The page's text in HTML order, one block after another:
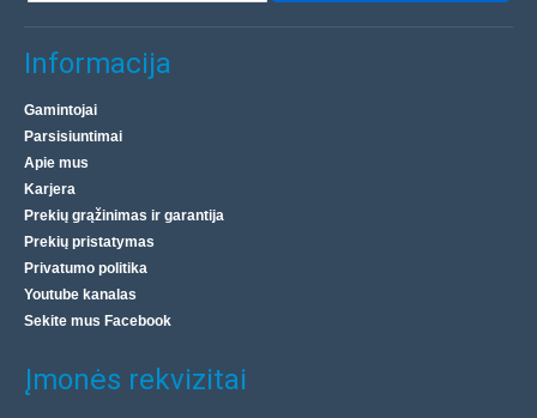
Informacija
Gamintojai
Parsisiuntimai
Apie mus
Karjera
Prekių grąžinimas ir garantija
Prekių pristatymas
Privatumo politika
Youtube kanalas
Sekite mus Facebook
Įmonės rekvizitai